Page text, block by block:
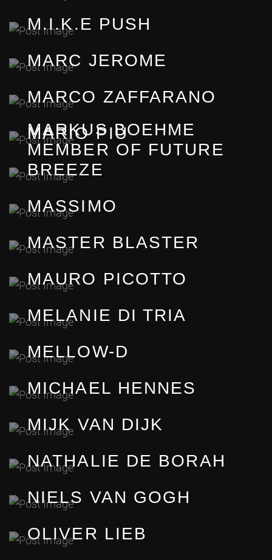
M.I.K.E PUSH
MARC JEROME
MARCO ZAFFARANO
MARIO PIÙ
MARKUS BOEHME
MEMBER OF FUTURE
BREEZE
MASSIMO
MASTER BLASTER
MAURO PICOTTO
MELANIE DI TRIA
MELLOW-D
MICHAEL HENNES
MIJK VAN DIJK
NATHALIE DE BORAH
NIELS VAN GOGH
OLIVER LIEB